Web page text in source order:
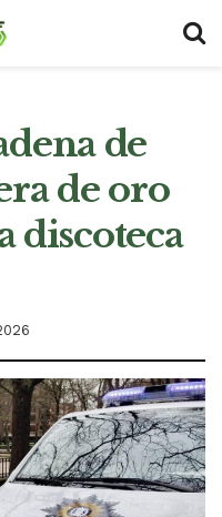
de
de oro
discoteca